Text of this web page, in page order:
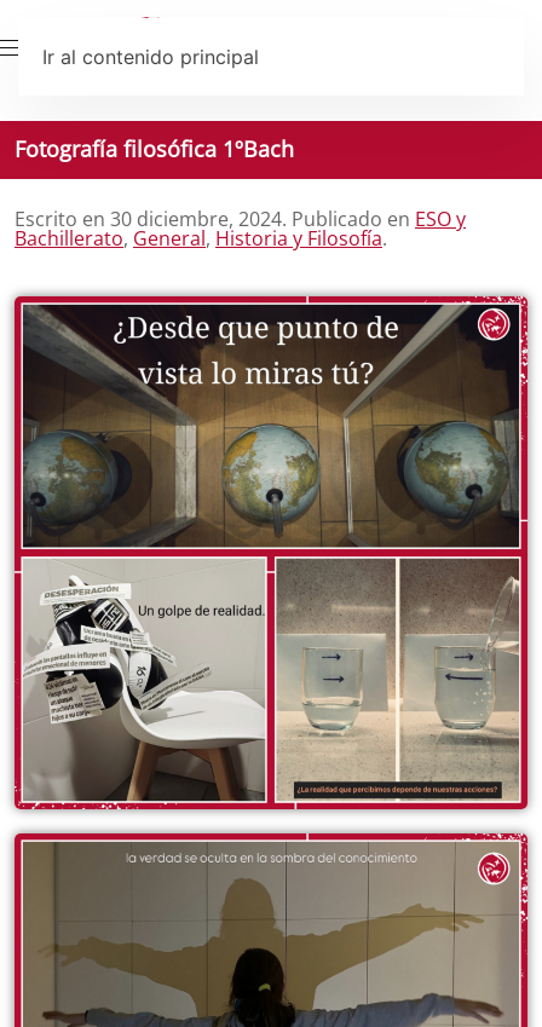
Ir al contenido principal
Fotografía filosófica 1ºBach
Escrito en 30 diciembre, 2024. Publicado en ESO y
Bachillerato, General, Historia y Filosofía.